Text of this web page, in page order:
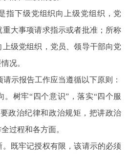
下级党组织向上级党组织，党
重大事项请求指示或者批准；所称
级党组织，党员、领导干部向党
况。
请示报告工作应当遵循以下原则：
树牢“四个意识”，落实“四个服
政治纪律和政治规矩，把讲政治
过程和各方面。
既牢记授权有限，该请示的必须